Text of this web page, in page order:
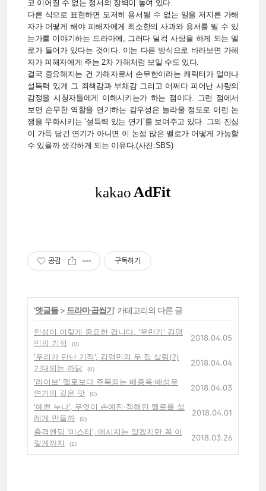
코 이어질 수 없는 정서의 장벽이 놓여 있다.
다른 식으로 표현하면 도저히 용서될 수 없는 일을 저지른 가해
자가 어떻게 해야 피해자에게 최소한의 사과와 용서를 빌 수 있
는가를 이야기하는 드라마에, 그러다 덜컥 사랑을 하게 되는 멜
로가 들어가 있다는 것이다. 이는 다른 방식으로 바라보면 가해
자가 피해자에게 주는 2차 가해처럼 보일 수도 있다.
결국 중요해지는 건 가해자로서 손무한이라는 캐릭터가 얼마나
설득력 있게 그 죄책감과 부채감 그리고 어쩌다 피어난 사랑의
감정을 시청자들에게 이해시키는가 하는 점이다. 그런 점에서
보면 손무한 역할을 연기하는 감우성은 놀라울 정도로 이런 논
쟁을 무화시키는 ‘설득력 있는 연기’를 보여주고 있다. 그의 진심
이 가득 담긴 연기가 아니면 이 논점 많은 멜로가 어떻게 가능할
수 있을까 생각하게 되는 이유다.(사진:SBS)
공감 구독하기
'옛글들> 드라마 곱씹기' 카테고리의 다른 글
인성이 이렇게 중요한 겁니다, '우만기' 김명
민의 기적
(0)
2018.04.05
'우리가 만난 기적', 김명민의 두 집 살림(?)
기대되는 까닭
(0)
2018.04.04
'라이브' 멜로보다 주목되는 배종옥·배성우
연기의 깊은 맛
(0)
2018.04.03
'예쁜 누나', 무엇이 손예진·정해인 멜로를 설
레게 만들까
(0)
2018.04.01
충격엔딩 '미스티', 메시지는 알겠지만 꼭 이
렇게까지
(1)
2018.03.26